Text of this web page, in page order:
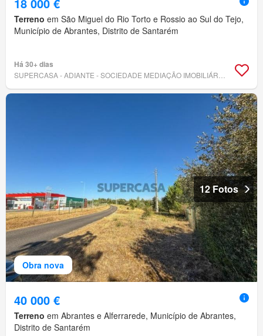
Terreno em São Miguel do Rio Torto e Rossio ao Sul do Tejo,
Município de Abrantes, Distrito de Santarém
Há 30+ dias
Obra nova
12 Fotos
40 000 €
Terreno em Abrantes e Alferrarede, Município de Abrantes,
Distrito de Santarém